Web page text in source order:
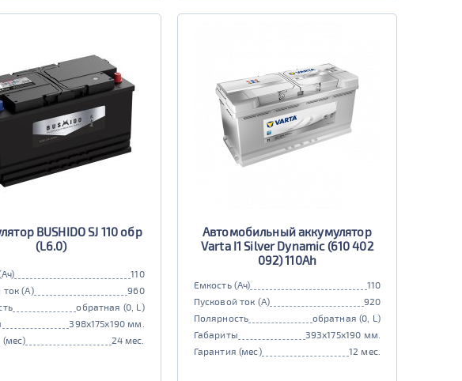
BUSHIDO SJ 110 обр
(L6.0)
110
ток (А)
960
обратная (0, L)
398x175x190 мм.
(мес)
24 мес.
Автомобильный аккумулятор
Varta I1 Silver Dynamic (610 402
092) 110Ah
Емкость (Ач)
110
Пусковой ток (А)
920
Полярность
обратная (0, L)
Габариты
393x175x190 мм.
Гарантия (мес)
12 мес.